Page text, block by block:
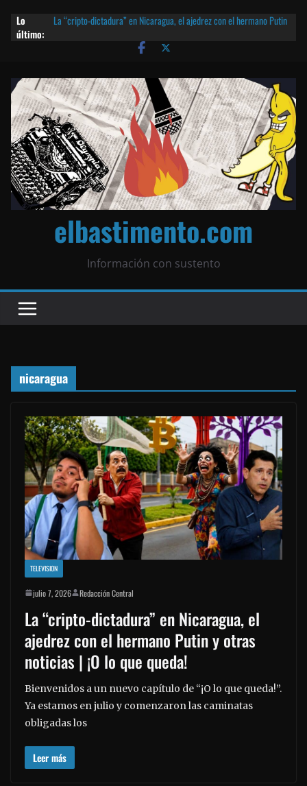
Lo
último:
La “cripto-dictadura” en Nicaragua, el ajedrez con el hermano Putin
Agarrá tu POLLO FRITO, vamos a la dictadura ETERNA | ¡O lo que
¡El partido único! Nicaragua, la Corea del Norte con queso frito y el
Batman de Matagalpa
Las mentiras del Cardenal Leopoldo Brenes con el Papa
¿Piratas de El Carmen en la India? El barco fantasma de Nicaragua |
¡O lo que queda!
elbastimento.com
Información con sustento
nicaragua
TELEVISION
julio 7, 2026 Redacción Central
La “cripto-dictadura” en Nicaragua, el
ajedrez con el hermano Putin y otras
noticias | ¡O lo que queda!
Bienvenidos a un nuevo capítulo de “¡O lo que queda!”.
Ya estamos en julio y comenzaron las caminatas
obligadas los
Leer más